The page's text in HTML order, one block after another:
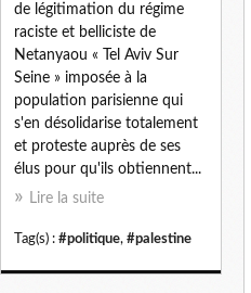
de légitimation du régime
raciste et belliciste de
Netanyaou « Tel Aviv Sur
Seine » imposée à la
population parisienne qui
s'en désolidarise totalement
et proteste auprès de ses
élus pour qu'ils obtiennent...
Lire la suite
Tag(s) : #politique, #palestine